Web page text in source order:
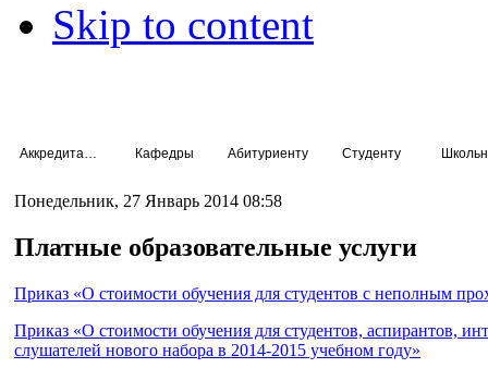
Skip to content
Кафедры Абитуриенту Студенту
Понедельник, 27 Январь 2014 08:58
Платные образовательные услуги
Приказ «О стоимости обучения для студентов с неполным
Приказ «О стоимости обучения для студентов, аспирантов,
слушателей нового набора в 2014-2015 учебном году»